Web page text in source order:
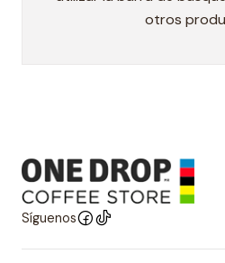
otros
Síguenos